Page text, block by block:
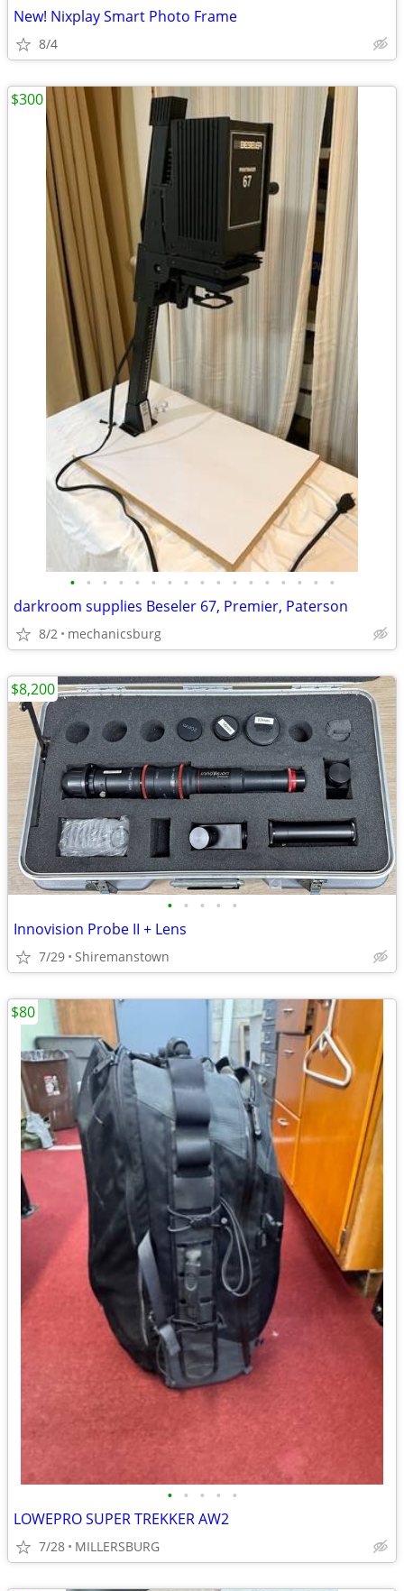
New! Nixplay Smart Photo Frame
8/4
• • • • • • • • • • • • • • • • •
darkroom supplies Beseler 67, Premier, Paterson
8/2 mechanicsburg
$300
• • • • •
Innovision Probe II + Lens
7/29 Shiremanstown
$8,200
• • • • •
LOWEPRO SUPER TREKKER AW2
7/28 MILLERSBURG
$80